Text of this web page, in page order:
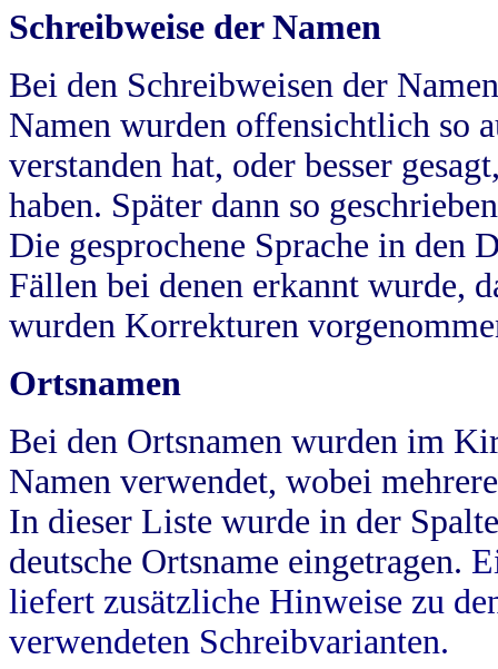
Schreibweise der Namen
Bei den Schreibweisen der
Namen wurden offensichtlich so
verstanden hat, oder besser
haben. Später dann so
Die gesprochene Sprache in
Fällen bei denen erkannt wurde,
wurden Korrekturen
Ortsnamen
Bei den Ortsnamen wurden im
Namen verwendet, wobei
In dieser Liste wurde in der
deutsche Ortsname eingetragen.
liefert zusätzliche Hinweise zu
verwendeten Schreibvarianten.